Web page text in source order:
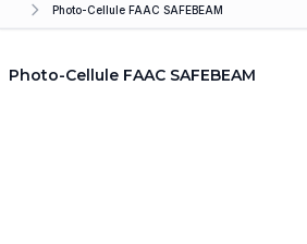
Photo-Cellule FAAC SAFEBEAM
Photo-Cellule FAAC SAFEBEAM